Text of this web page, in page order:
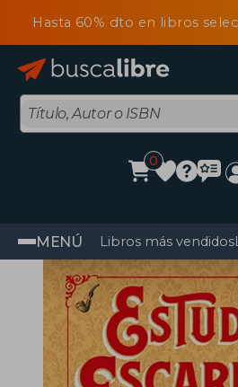
Hasta 60% dto en libros
0
MENÚ Libros más vendidos